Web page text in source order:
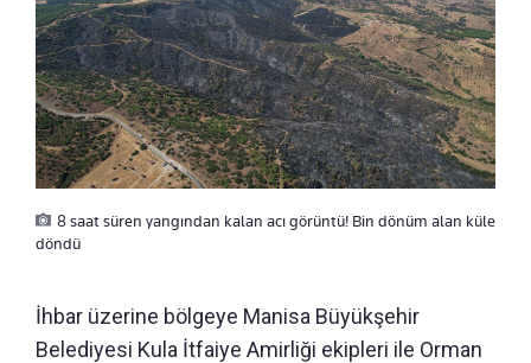
8 saat süren yangından kalan acı görüntü! Bin dönüm alan küle
döndü
İhbar üzerine bölgeye Manisa Büyükşehir
Belediyesi Kula İtfaiye Amirliği ekipleri ile Orman